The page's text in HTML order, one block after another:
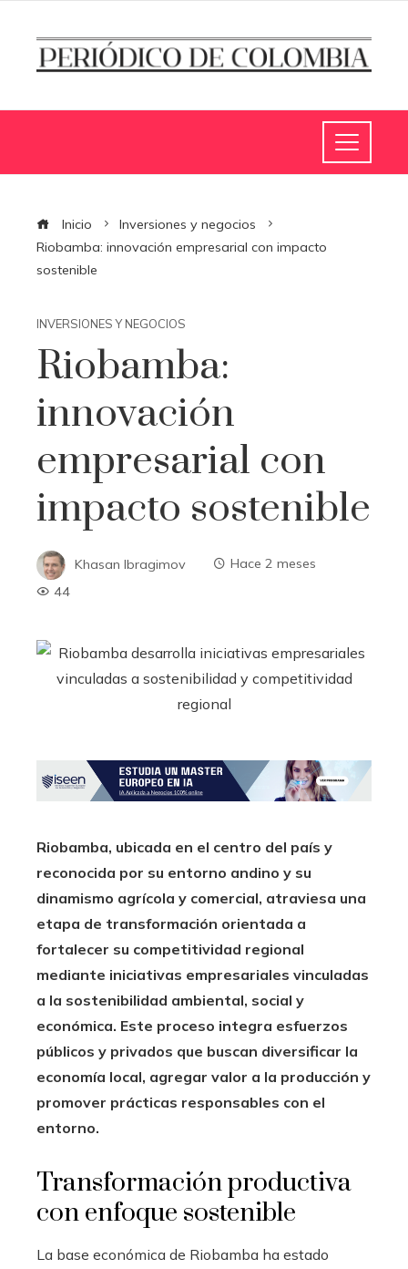
Inicio
Inversiones y negocios
Riobamba: innovación empresarial con impacto
sostenible
INVERSIONES Y NEGOCIOS
Riobamba:
innovación
empresarial con
impacto sostenible
Khasan Ibragimov
Hace 2 meses
44
Riobamba, ubicada en el centro del país y
reconocida por su entorno andino y su
dinamismo agrícola y comercial, atraviesa una
etapa de transformación orientada a
fortalecer su competitividad regional
mediante iniciativas empresariales vinculadas
a la sostenibilidad ambiental, social y
económica. Este proceso integra esfuerzos
públicos y privados que buscan diversificar la
economía local, agregar valor a la producción y
promover prácticas responsables con el
entorno.
Transformación productiva
con enfoque sostenible
La base económica de Riobamba ha estado